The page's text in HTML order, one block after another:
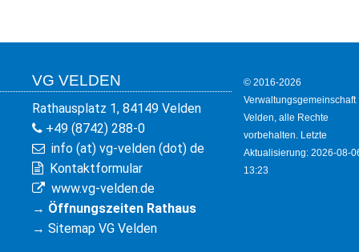
VG VELDEN
Rathausplatz 1, 84149 Velden
+49 (8742) 288-0
info (at) vg-velden (dot) de
Kontaktformular
www.vg-velden.de
→ Öffnungszeiten Rathaus
→ Sitemap VG Velden
© 2016-2026
Verwaltungsgemeinschaft
Velden, alle Rechte
vorbehalten. Letzte
Aktualisierung: 2026-08-
13:23